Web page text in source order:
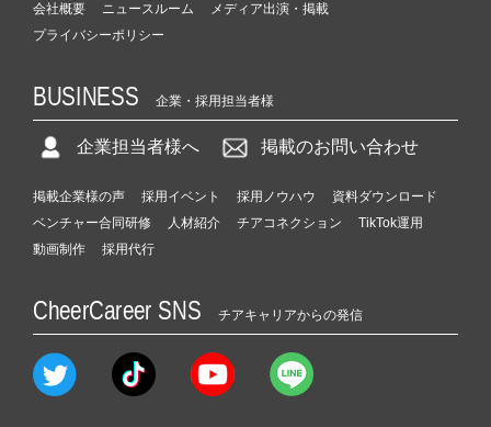
会社概要 ニュースルーム
メディア出演・掲載
プライバシーポリシー
BUSINESS 企業・採用担当者様
企業担当者様へ 掲載のお問い合わせ
掲載企業様の声 採用イベント 採用ノウハウ
資料ダウンロード
ベンチャー合同研修
人材紹介 チアコネクション
TikTok運用
動画制作
採用代行
CheerCareer SNS チアキャリアからの発信